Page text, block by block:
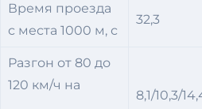
Время проезда
с места 1000 м, с
32,3
Разгон от 80 до
120 км/ч на
8,1/10,3/